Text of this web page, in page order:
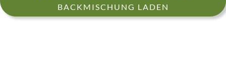
BACKMISCHUNG LADEN